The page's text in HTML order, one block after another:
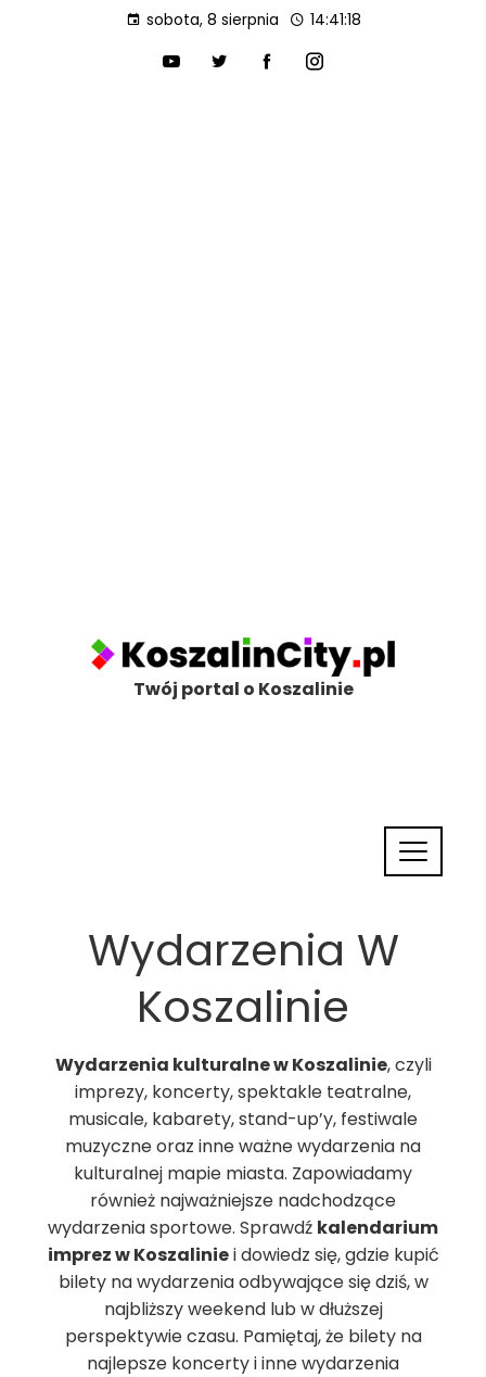
sobota, 8 sierpnia 14:41:20
Twój portal o Koszalinie
Wydarzenia W
Koszalinie
Wydarzenia kulturalne w Koszalinie, czyli
imprezy, koncerty, spektakle teatralne,
musicale, kabarety, stand-up’y, festiwale
muzyczne oraz inne ważne wydarzenia na
kulturalnej mapie miasta. Zapowiadamy
również najważniejsze nadchodzące
wydarzenia sportowe. Sprawdź kalendarium
imprez w Koszaliniei dowiedz się, gdzie kupić
bilety na wydarzenia odbywające się dziś, w
najbliższy weekend lub w dłuższej
perspektywie czasu. Pamiętaj, że bilety na
najlepsze koncerty i inne wydarzenia